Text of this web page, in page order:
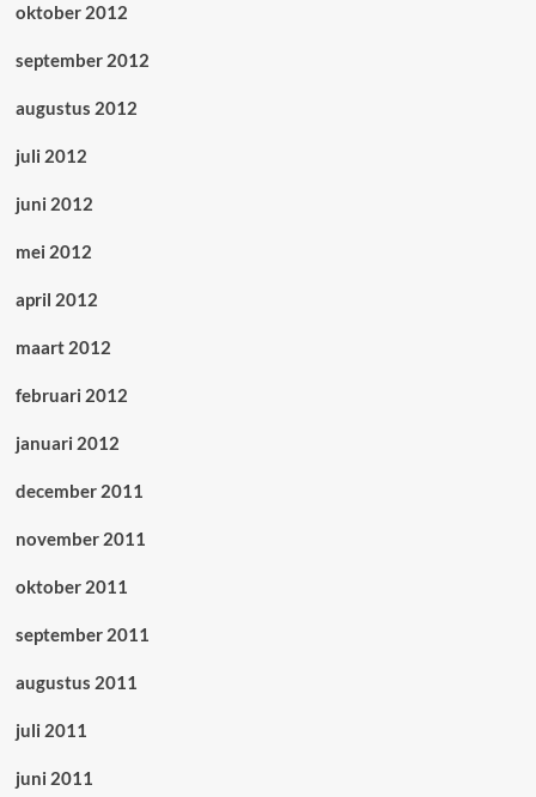
oktober 2012
september 2012
augustus 2012
juli 2012
juni 2012
mei 2012
april 2012
maart 2012
februari 2012
januari 2012
december 2011
november 2011
oktober 2011
september 2011
augustus 2011
juli 2011
juni 2011